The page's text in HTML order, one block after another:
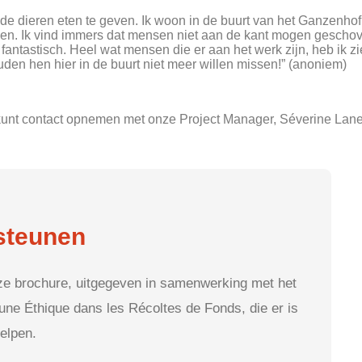
dieren eten te geven. Ik woon in de buurt van het
Ik vind immers dat mensen niet aan de kant mogen
Heel wat mensen die er aan het werk zijn, heb ik
hen hier in de buurt niet meer willen missen!” (anoniem)
contact opnemen met onze Project Manager, Séverine
brochure, uitgegeven in samenwerking met het
Éthique dans les Récoltes de Fonds, die er is